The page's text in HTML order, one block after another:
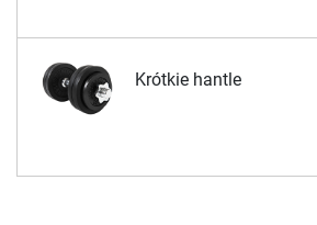
Krótkie hantle